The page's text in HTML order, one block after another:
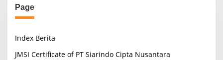
Page
Index Berita
JMSI Certificate of PT Siarindo Cipta Nusantara